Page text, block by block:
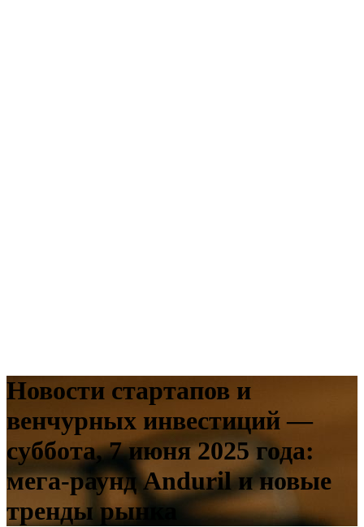
Новости стартапов и
венчурных инвестиций —
суббота, 7 июня 2025 года:
мега‑раунд Anduril и новые
тренды рынка